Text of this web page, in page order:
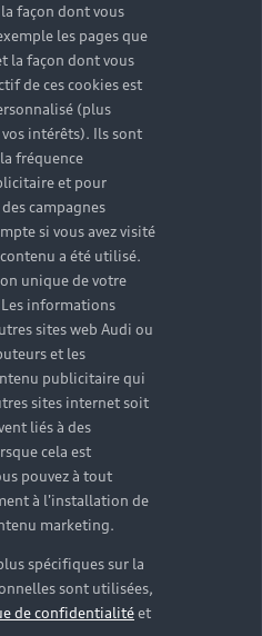
façon dont vous
les pages que
la façon dont vous
de ces cookies est
(plus
intérêts). Ils sont
fréquence
et pour
campagnes
si vous avez visité
a été utilisé.
unique de votre
informations
sites web Audi ou
et les
publicitaire qui
sites internet soit
liés à des
cela est
pouvez à tout
à l'installation de
marketing.
spécifiques sur la
sont utilisées,
de confidentialitéet